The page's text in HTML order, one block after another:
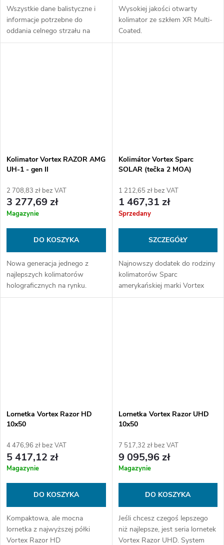
Wszystkie dane balistyczne i
informacje potrzebne do
oddania celnego strzału na
dużą odległość są teraz w
Wysokiej jakości otwarty
kolimator ze szkłem XR Multi-
Coated.
Kolimator Vortex RAZOR AMG
UH-1 - gen II
2 708,83 zł bez VAT
3 277,69 zł
Magazynie
DO KOSZYKA
Nowa generacja jednego z
najlepszych kolimatorów
holograficznych na rynku.
Kolimátor Vortex Sparc
SOLAR (tečka 2 MOA)
1 212,65 zł bez VAT
1 467,31 zł
Sprzedany
SZCZEGÓŁY
Najnowszy dodatek do rodziny
kolimatorów Sparc
amerykańskiej marki Vortex
Optics nosi nazwę SOLAR.
Lornetka Vortex Razor HD
10x50
4 476,96 zł bez VAT
5 417,12 zł
Magazynie
DO KOSZYKA
Kompaktowa, ale mocna
lornetka z najwyższej półki
Vortex Razor HD
Lornetka Vortex Razor UHD
10x50
7 517,32 zł bez VAT
9 095,96 zł
Magazynie
DO KOSZYKA
Jeśli chcesz czegoś lepszego
niż najlepsze, jest seria lornetek
Vortex Razor UHD. System